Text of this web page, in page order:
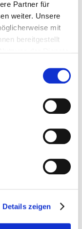
Partner für
weiter. Unsere
mit
bereitgestellt
nutzen.
Details zeigen
der
Wenn
auch unser
und
der
Kopien,
Teilen